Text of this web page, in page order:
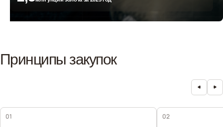
Принципы закупок
01 02